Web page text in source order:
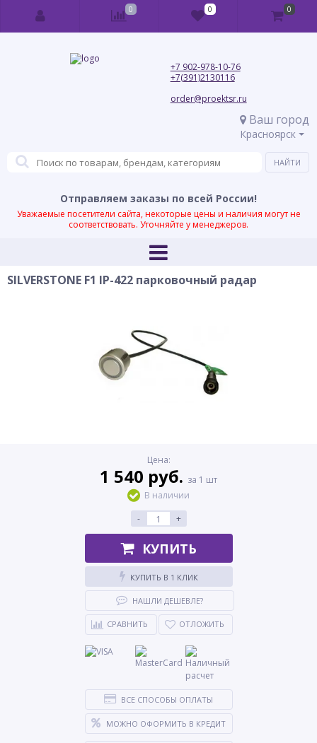
+7 902-978-10-76
+7(391)2130116
order@proektsr.ru
Ваш город
Красноярск
Отправляем заказы по всей России!
Уважаемые посетители сайта, некоторые цены и наличия могут не
соответствовать. Уточняйте у менеджеров.
SILVERSTONE F1 IP-422 парковочный радар
Цена:
1 540 руб. за 1 шт
В наличии
-
+
КУПИТЬ
КУПИТЬ В 1 КЛИК
НАШЛИ ДЕШЕВЛЕ?
СРАВНИТЬ ОТЛОЖИТЬ
ВСЕ СПОСОБЫ ОПЛАТЫ
МОЖНО ОФОРМИТЬ В КРЕДИТ
0 0 0